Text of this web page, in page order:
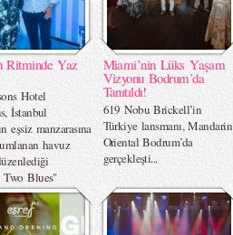
Ritminde Yaz
Hotel
İstanbul
eşsiz manzarasına
havuz
Two Blues"
en özel
birine ev
Miami’nin Lüks Yaşam
Vizyonu Bodrum’da
Tanıtıldı!
619 Nobu Brickell’in
Türkiye lansmanı, Mandarin
Oriental Bodrum’da
gerçekleşti...